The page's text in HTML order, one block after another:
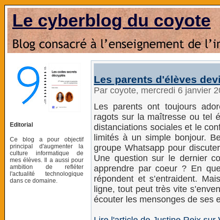
Le cyberblog du coyote
Editorial
Ce blog a pour objectif
principal d'augmenter la
culture informatique de
mes élèves. Il a aussi pour
ambition de refléter
l'actualité technologique
dans ce domaine.
Les parents d'élèves
Par coyote, mercredi 6 janvier
Les parents ont toujours
ragots sur la maîtresse ou tel
distanciations sociales et le
limités à un simple bonjour.
groupe Whatsapp pour
Une question sur le dernier
apprendre par coeur ? En
répondent et s’entraident.
ligne, tout peut très vite
écouter les mensonges de ses